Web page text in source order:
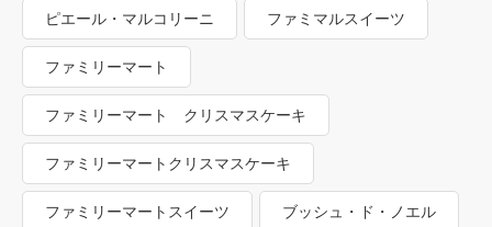
ピエール・マルコリーニ ファミマルスイーツ
ファミリーマート
ファミリーマート クリスマスケーキ
ファミリーマートクリスマスケーキ
ファミリーマートスイーツ ブッシュ・ド・ノエル